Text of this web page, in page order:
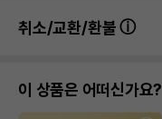
취소/교환/환불
이 상품은 어떠신가요?